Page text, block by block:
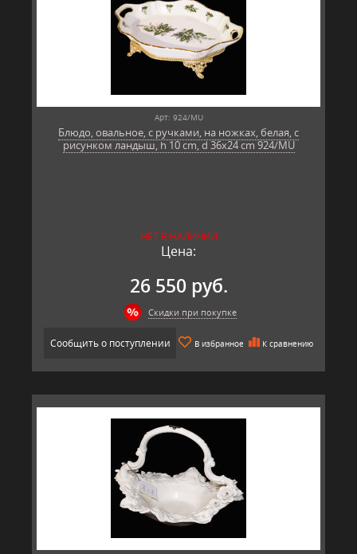
Арт: 924/MU
Блюдо, овальное, с ручками, на ножках, белая, с
рисунком ландыш, h 10 cm, d 36x24 cm 924/MU
НЕТ В НАЛИЧИИ
Цена:
26 550 руб.
Скидки при покупке
Сообщить о поступлении В избранное К сравнению